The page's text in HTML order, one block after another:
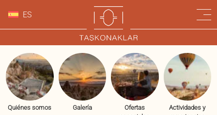
ES
Quiénes somos Galería
Ofertas
Actividades y